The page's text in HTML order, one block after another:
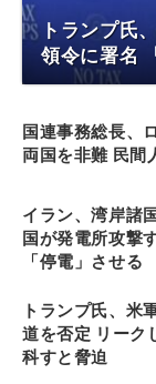
トランプ氏
領令に署名
国連事務総長、
両国を非難 民間
イラン、湾岸諸
国が発電所攻撃
「停電」させる
トランプ氏、米
道を否定 リーク
科すと脅迫